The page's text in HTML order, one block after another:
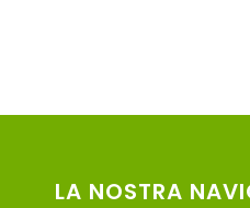
LA NOSTRA